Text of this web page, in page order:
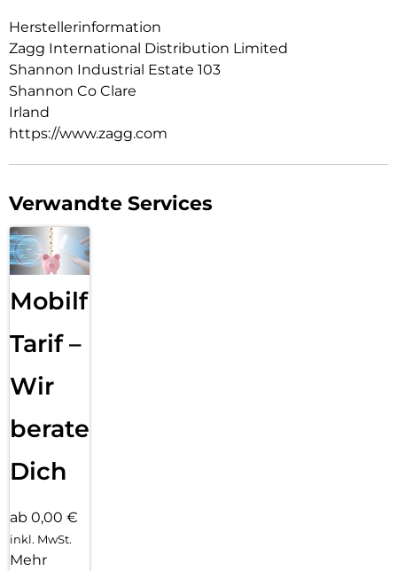
Herstellerinformation
Zagg International Distribution Limited
Shannon Industrial Estate 103
Shannon Co Clare
Irland
https://www.zagg.com
Verwandte Services
Mobilfunk
Tarif –
Wir
beraten
Dich
ab 0,00 €
inkl. MwSt.
Mehr